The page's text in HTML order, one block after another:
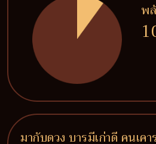
พ
มากับดวง บารมีเก่าดี คนเค